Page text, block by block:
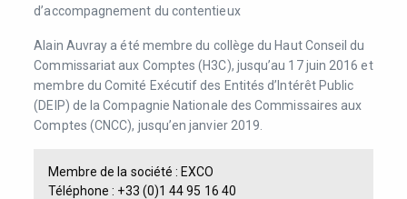
d’accompagnement du contentieux
Alain Auvray a été membre du collège du Haut Conseil du
Commissariat aux Comptes (H3C), jusqu’au 17 juin 2016 et
membre du Comité Exécutif des Entités d’Intérêt Public
(DEIP) de la Compagnie Nationale des Commissaires aux
Comptes (CNCC), jusqu’en janvier 2019.
Membre de la société : EXCO
Téléphone : +33 (0)1 44 95 16 40